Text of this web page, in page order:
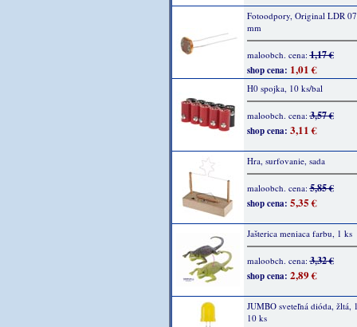
Fotoodpory, Original LDR
mm
maloobch. cena:1,17 €
shop cena: 1,01 €
H0 spojka, 10 ks/bal
maloobch. cena:3,57 €
shop cena: 3,11 €
Hra, surfovanie, sada
maloobch. cena:5,85 €
shop cena: 5,35 €
Jašterica meniaca farbu, 1 ks
maloobch. cena:3,32 €
shop cena: 2,89 €
JUMBO sveteľná dióda, žltá,
10 ks